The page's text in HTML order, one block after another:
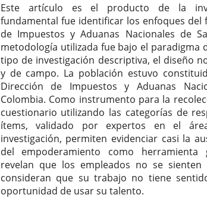
Este artículo es el producto de la
fundamental fue identificar los enfoques del
de Impuestos y Aduanas Nacionales de
metodología utilizada fue bajo el paradigma
tipo de investigación descriptiva, el diseño
y de campo. La población estuvo
Dirección de Impuestos y Aduanas
Colombia. Como instrumento para la
cuestionario utilizando las categorías de
ítems, validado por expertos en el
investigación, permiten evidenciar casi la
del empoderamiento como herramienta
revelan que los empleados no se sienten
consideran que su trabajo no tiene
oportunidad de usar su talento.